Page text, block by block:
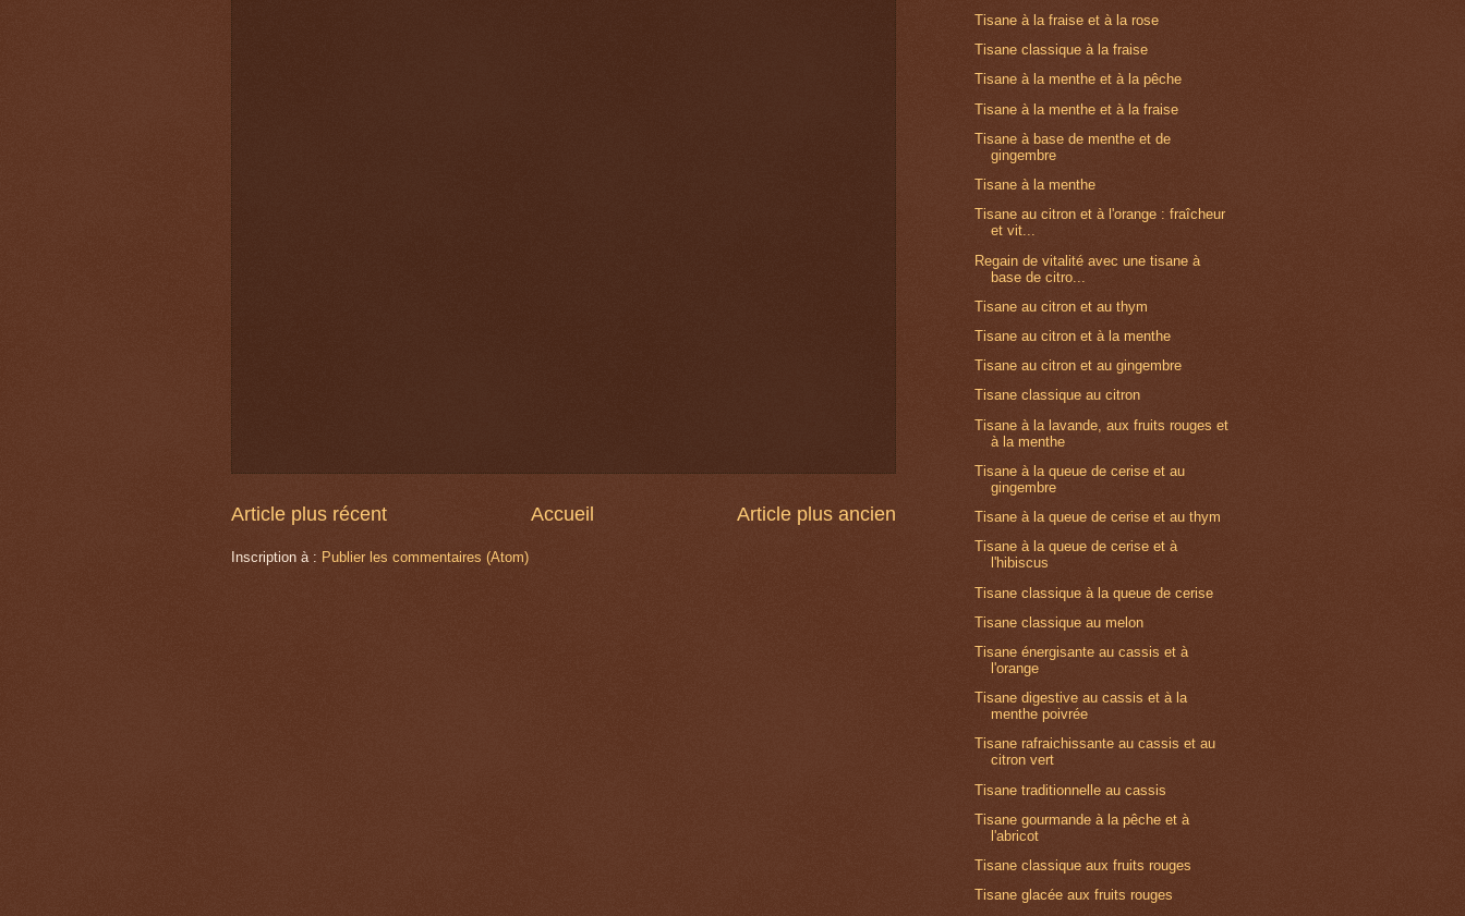
Article plus récent Article plus ancien
Accueil
Inscription à : Publier les commentaires (Atom)
Tisane à la fraise et à la rose
Tisane classique à la fraise
Tisane à la menthe et à la pêche
Tisane à la menthe et à la fraise
Tisane à base de menthe et de
gingembre
Tisane à la menthe
Tisane au citron et à l'orange : fraîcheur
et vit...
Regain de vitalité avec une tisane à
base de citro...
Tisane au citron et au thym
Tisane au citron et à la menthe
Tisane au citron et au gingembre
Tisane classique au citron
Tisane à la lavande, aux fruits rouges et
à la menthe
Tisane à la queue de cerise et au
gingembre
Tisane à la queue de cerise et au thym
Tisane à la queue de cerise et à
l'hibiscus
Tisane classique à la queue de cerise
Tisane classique au melon
Tisane énergisante au cassis et à
l'orange
Tisane digestive au cassis et à la
menthe poivrée
Tisane rafraichissante au cassis et au
citron vert
Tisane traditionnelle au cassis
Tisane gourmande à la pêche et à
l'abricot
Tisane classique aux fruits rouges
Tisane glacée aux fruits rouges